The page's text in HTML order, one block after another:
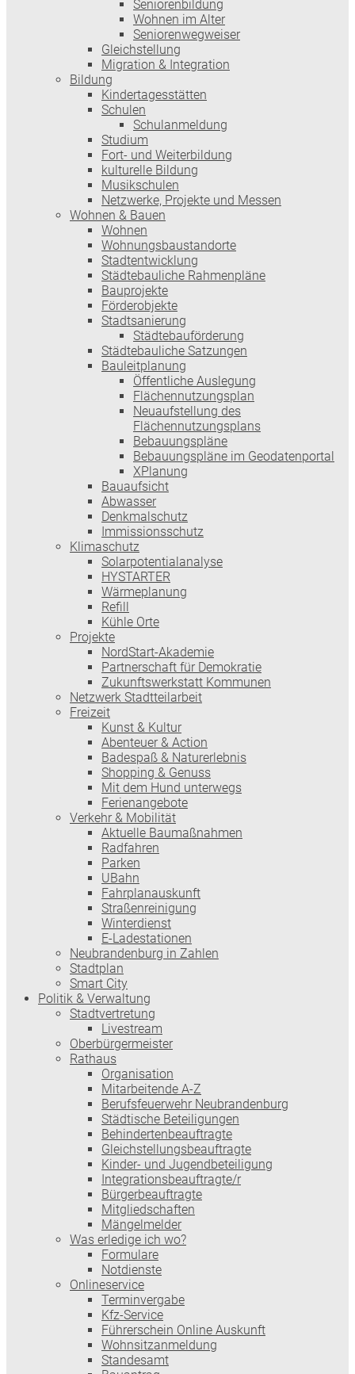
Seniorenbildung
Wohnen im Alter
Seniorenwegweiser
Gleichstellung
Migration & Integration
Bildung
Kindertagesstätten
Schulen
Schulanmeldung
Studium
Fort- und Weiterbildung
kulturelle Bildung
Musikschulen
Netzwerke, Projekte und Messen
Wohnen & Bauen
Wohnen
Wohnungsbaustandorte
Stadtentwicklung
Städtebauliche Rahmenpläne
Bauprojekte
Förderobjekte
Stadtsanierung
Städtebauförderung
Städtebauliche Satzungen
Bauleitplanung
Öffentliche Auslegung
Flächennutzungsplan
Neuaufstellung des
Flächennutzungsplans
Bebauungspläne
Bebauungspläne im Geodatenportal
XPlanung
Bauaufsicht
Abwasser
Denkmalschutz
Immissionsschutz
Klimaschutz
Solarpotentialanalyse
HYSTARTER
Wärmeplanung
Refill
Kühle Orte
Projekte
NordStart-Akademie
Partnerschaft für Demokratie
Zukunftswerkstatt Kommunen
Netzwerk Stadtteilarbeit
Freizeit
Kunst & Kultur
Abenteuer & Action
Badespaß & Naturerlebnis
Shopping & Genuss
Mit dem Hund unterwegs
Ferienangebote
Verkehr & Mobilität
Aktuelle Baumaßnahmen
Radfahren
Parken
UBahn
Fahrplanauskunft
Straßenreinigung
Winterdienst
E-Ladestationen
Neubrandenburg in Zahlen
Stadtplan
Smart City
Politik & Verwaltung
Stadtvertretung
Livestream
Oberbürgermeister
Rathaus
Organisation
Mitarbeitende A-Z
Berufsfeuerwehr Neubrandenburg
Städtische Beteiligungen
Behindertenbeauftragte
Gleichstellungsbeauftragte
Kinder- und Jugendbeteiligung
Integrationsbeauftragte/r
Bürgerbeauftragte
Mitgliedschaften
Mängelmelder
Was erledige ich wo?
Formulare
Notdienste
Onlineservice
Terminvergabe
Kfz-Service
Führerschein Online Auskunft
Wohnsitzanmeldung
Standesamt